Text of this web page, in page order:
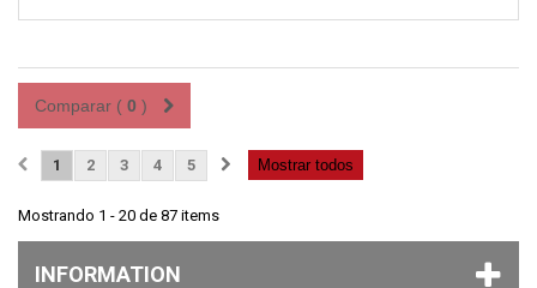
Comparar ( 0 )
Mostrar todos
1 2 3 4 5
Mostrando 1 - 20 de 87 items
INFORMATION